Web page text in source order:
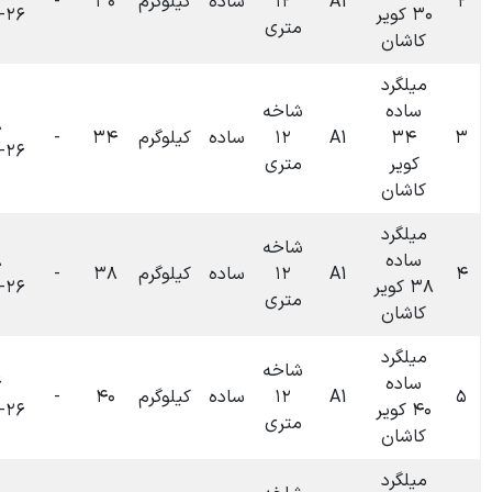
۱۴۰۴-۰۶-۲۶
۱۲
ساده کیلوگرم ۳۴ -
۰۹:۴۸
۱۴۰۴-۰۶-۲۶
تومان
۱۲
ساده کیلوگرم ۳۸ -
۰۹:۴۸
۱۴۰۴-۰۶-۲۶
تومان
۱۲
ساده کیلوگرم ۴۰ -
۰۹:۴۶
۱۴۰۴-۰۶-۲۶
تومان